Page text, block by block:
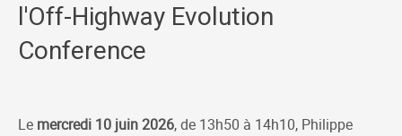
l'Off-Highway Evolution
Conference
Le mercredi 10 juin 2026, de 13h50 à 14h10, Philippe